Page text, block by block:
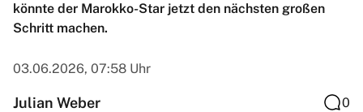
könnte der Marokko-Star jetzt den nächsten großen
Schritt machen.
03.06.2026, 07:58 Uhr
Julian Weber 0